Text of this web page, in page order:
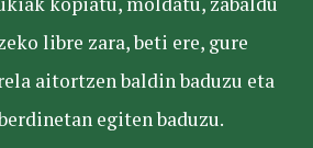
libre zara, beti ere, gure
aitortzen baldin baduzu eta
egiten baduzu.